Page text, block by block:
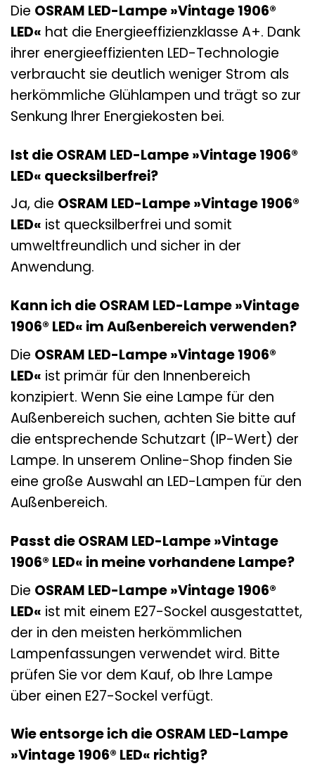
Die OSRAM LED-Lampe »Vintage 1906®
LED« hat die Energieeffizienzklasse A+. Dank
ihrer energieeffizienten LED-Technologie
verbraucht sie deutlich weniger Strom als
herkömmliche Glühlampen und trägt so zur
Senkung Ihrer Energiekosten bei.
Ist die OSRAM LED-Lampe »Vintage 1906®
LED« quecksilberfrei?
Ja, die OSRAM LED-Lampe »Vintage 1906®
LED« ist quecksilberfrei und somit
umweltfreundlich und sicher in der
Anwendung.
Kann ich die OSRAM LED-Lampe »Vintage
1906® LED« im Außenbereich verwenden?
Die OSRAM LED-Lampe »Vintage 1906®
LED« ist primär für den Innenbereich
konzipiert. Wenn Sie eine Lampe für den
Außenbereich suchen, achten Sie bitte auf
die entsprechende Schutzart (IP-Wert) der
Lampe. In unserem Online-Shop finden Sie
eine große Auswahl an LED-Lampen für den
Außenbereich.
Passt die OSRAM LED-Lampe »Vintage
1906® LED« in meine vorhandene Lampe?
Die OSRAM LED-Lampe »Vintage 1906®
LED« ist mit einem E27-Sockel ausgestattet,
der in den meisten herkömmlichen
Lampenfassungen verwendet wird. Bitte
prüfen Sie vor dem Kauf, ob Ihre Lampe
über einen E27-Sockel verfügt.
Wie entsorge ich die OSRAM LED-Lampe
»Vintage 1906® LED« richtig?